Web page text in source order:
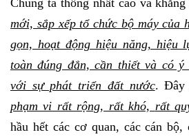
mới, sắp xếp tổ chức bộ máy của
gọn, hoạt động hiệu năng, hiệu
toàn đúng đắn, cần thiết và có
với sự phát triển đất nước. Đây
phạm vi rất rộng, rất khó, rất
hầu hết các cơ quan, các cán